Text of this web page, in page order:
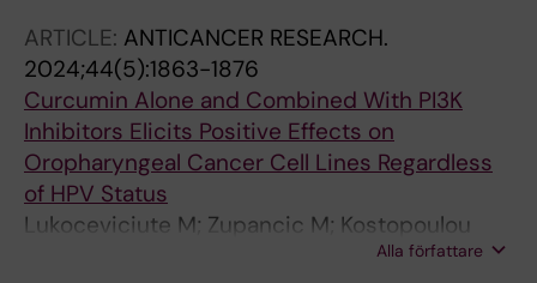
ARTICLE: ANTICANCER RESEARCH.
2024;44(5):1863-1876
Curcumin Alone and Combined With PI3K
Inhibitors Elicits Positive Effects on
Oropharyngeal Cancer Cell Lines Regardless
of HPV Status
Lukoceviciute M; Zupancic M; Kostopoulou
Alla författare